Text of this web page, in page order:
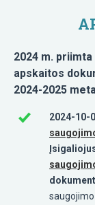
2024 m.
apskaitos
2024-2025
2024-10-